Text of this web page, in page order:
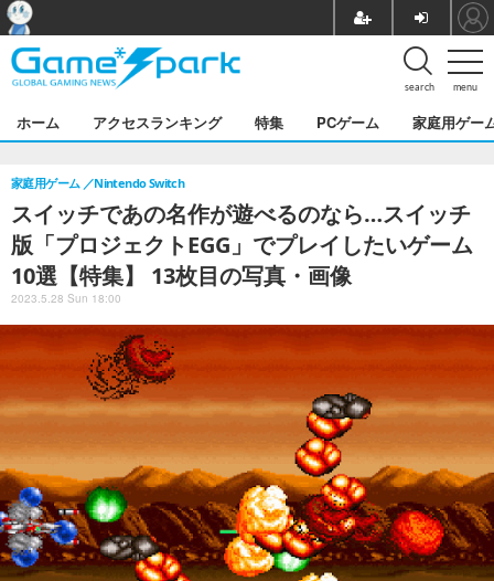
menu
search
ホーム アクセスランキング 特集 PCゲーム 家庭用ゲー
スイッチであの名作が遊べるのなら…スイッチ
版「プロジェクトEGG」でプレイしたいゲーム
10選【特集】 13枚目の写真・画像
家庭用ゲーム Nintendo Switch
2023.5.28 Sun 18:00